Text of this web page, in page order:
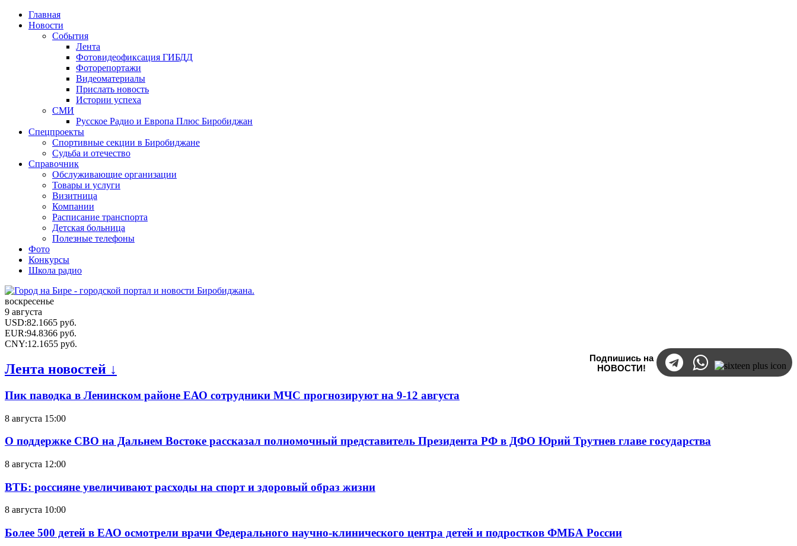
Главная
Новости
События
Лента
Фотовидеофиксация ГИБДД
Фоторепортажи
Видеоматериалы
Прислать новость
Истории успеха
СМИ
Русское Радио и Европа Плюс Биробиджан
Спецпроекты
Спортивные секции в Биробиджане
Судьба и отечество
Справочник
Обслуживающие организации
Товары и услуги
Визитница
Компании
Расписание транспорта
Детская больница
Полезные телефоны
Фото
Конкурсы
Школа радио
воскресенье
9 августа
USD:82.1665 руб.
EUR:94.8366 руб.
CNY:12.1655 руб.
Подпишись на
НОВОСТИ!
Лента новостей ↓
Пик паводка в Ленинском районе ЕАО сотрудники МЧС прогнозируют на 9-12 августа
8 августа 15:00
О поддержке СВО на Дальнем Востоке рассказал полномочный представитель Президента РФ в ДФО Юрий Трутнев главе государства
8 августа 12:00
ВТБ: россияне увеличивают расходы на спорт и здоровый образ жизни
8 августа 10:00
Более 500 детей в ЕАО осмотрели врачи Федерального научно-клинического центра детей и подростков ФМБА России